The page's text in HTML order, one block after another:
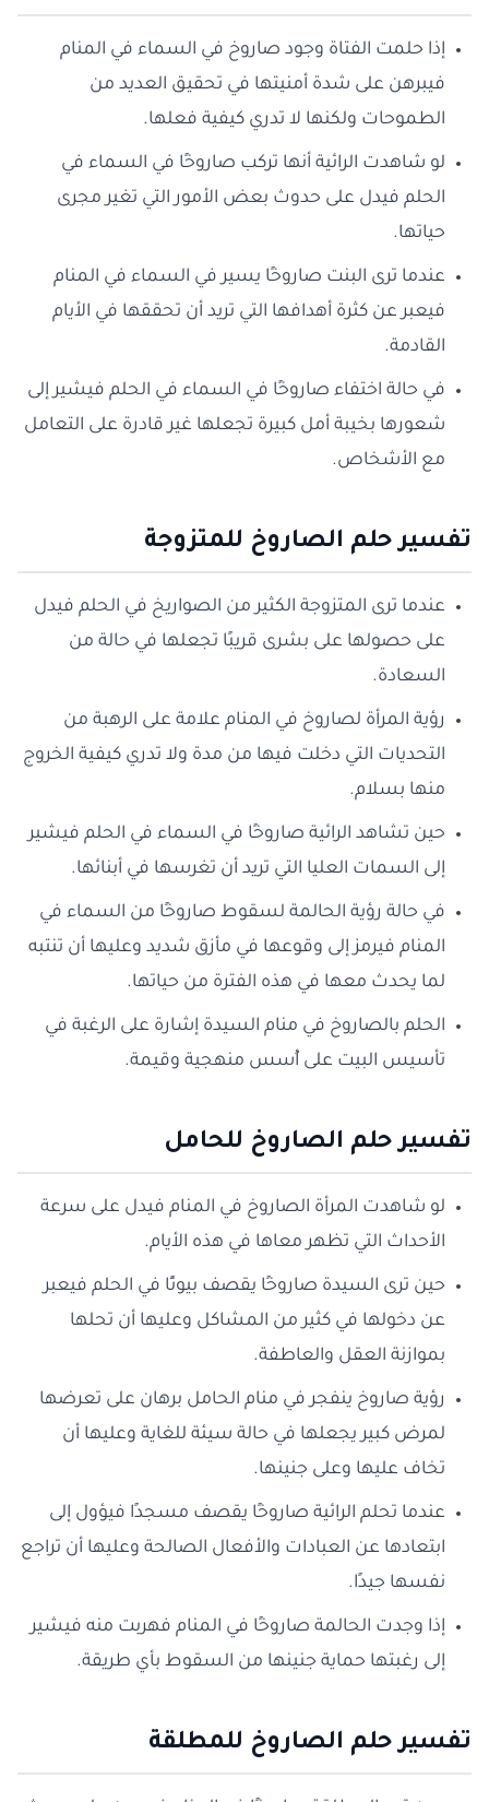
إذا حلمت الفتاة وجود صاروخ في السماء في المنام
فيبرهن على شدة أمنيتها في تحقيق العديد من
الطموحات ولكنها لا تدري كيفية فعلها.
لو شاهدت الرائية أنها تركب صاروخًا في السماء في
الحلم فيدل على حدوث بعض الأمور التي تغير مجرى
حياتها.
عندما ترى البنت صاروخًا يسير في السماء في المنام
فيعبر عن كثرة أهدافها التي تريد أن تحققها في الأيام
القادمة.
في حالة اختفاء صاروخًا في السماء في الحلم فيشير إلى
شعورها بخيبة أمل كبيرة تجعلها غير قادرة على التعامل
مع الأشخاص.
تفسير حلم الصاروخ للمتزوجة
عندما ترى المتزوجة الكثير من الصواريخ في الحلم فيدل
على حصولها على بشرى قريبًا تجعلها في حالة من
السعادة.
رؤية المرأة لصاروخ في المنام علامة على الرهبة من
التحديات التي دخلت فيها من مدة ولا تدري كيفية الخروج
منها بسلام.
حين تشاهد الرائية صاروخًا في السماء في الحلم فيشير
إلى السمات العليا التي تريد أن تغرسها في أبنائها.
في حالة رؤية الحالمة لسقوط صاروخًا من السماء في
المنام فيرمز إلى وقوعها في مأزق شديد وعليها أن تنتبه
لما يحدث معها في هذه الفترة من حياتها.
الحلم بالصاروخ في منام السيدة إشارة على الرغبة في
تأسيس البيت على أُسس منهجية وقيمة.
تفسير حلم الصاروخ للحامل
لو شاهدت المرأة الصاروخ في المنام فيدل على سرعة
الأحداث التي تظهر معاها في هذه الأيام.
حين ترى السيدة صاروخًا يقصف بيوتًا في الحلم فيعبر
عن دخولها في كثير من المشاكل وعليها أن تحلها
بموازنة العقل والعاطفة.
رؤية صاروخ ينفجر في منام الحامل برهان على تعرضها
لمرض كبير يجعلها في حالة سيئة للغاية وعليها أن
تخاف عليها وعلى جنينها.
عندما تحلم الرائية صاروخًا يقصف مسجدًا فيؤول إلى
ابتعادها عن العبادات والأفعال الصالحة وعليها أن تراجع
نفسها جيدًا.
إذا وجدت الحالمة صاروخًا في المنام فهربت منه فيشير
إلى رغبتها حماية جنينها من السقوط بأي طريقة.
تفسير حلم الصاروخ للمطلقة